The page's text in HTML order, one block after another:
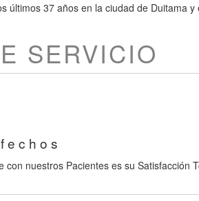
últimos 37 años en la ciudad de Duitama
SERVICIO
con nuestros Pacientes es su Satisfacción